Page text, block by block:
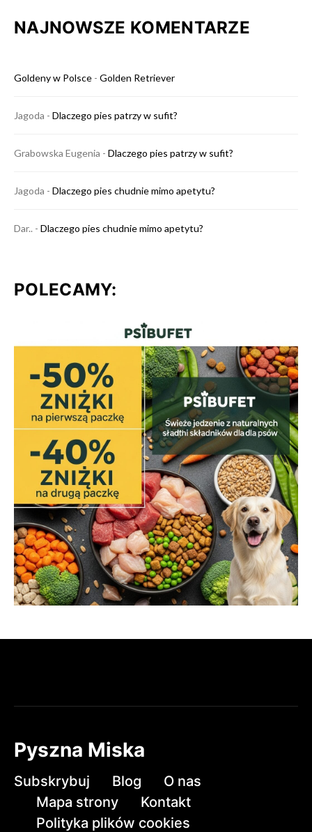
NAJNOWSZE KOMENTARZE
Goldeny w Polsce - Golden Retriever
Jagoda - Dlaczego pies patrzy w sufit?
Grabowska Eugenia - Dlaczego pies patrzy w sufit?
Jagoda - Dlaczego pies chudnie mimo apetytu?
Dar.. - Dlaczego pies chudnie mimo apetytu?
POLECAMY:
Pyszna Miska
Subskrybuj Blog
O nas
Mapa strony
Kontakt
Polityka plików cookies